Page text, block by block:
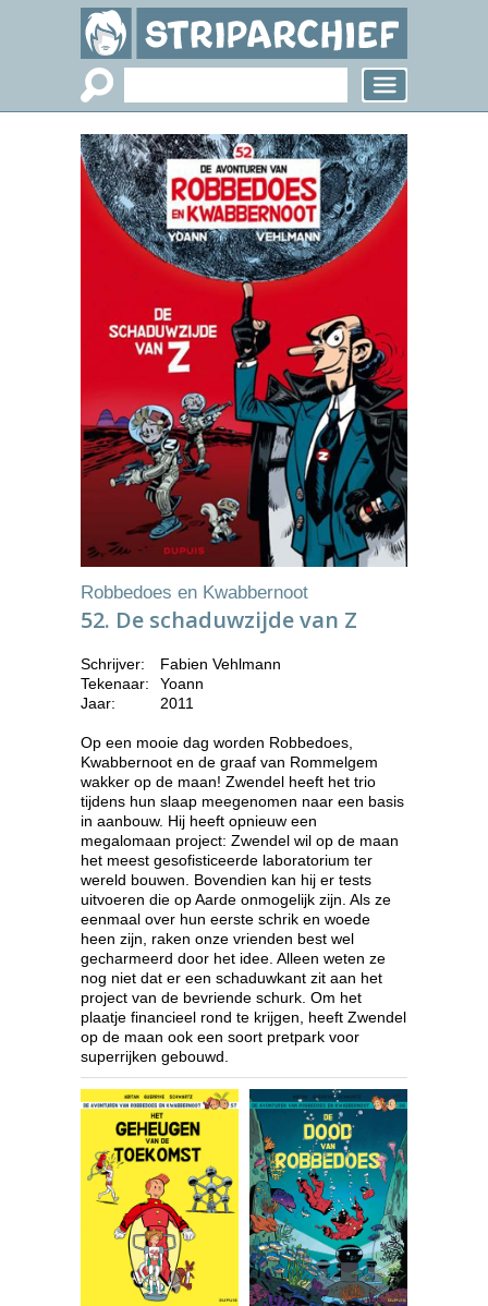
Robbedoes en Kwabbernoot
52. De schaduwzijde van Z
Schrijver:
Fabien Vehlmann
Tekenaar:
Yoann
Jaar:
2011
Op een mooie dag worden Robbedoes,
Kwabbernoot en de graaf van Rommelgem
wakker op de maan! Zwendel heeft het trio
tijdens hun slaap meegenomen naar een basis
in aanbouw. Hij heeft opnieuw een
megalomaan project: Zwendel wil op de maan
het meest gesofisticeerde laboratorium ter
wereld bouwen. Bovendien kan hij er tests
uitvoeren die op Aarde onmogelijk zijn. Als ze
eenmaal over hun eerste schrik en woede
heen zijn, raken onze vrienden best wel
gecharmeerd door het idee. Alleen weten ze
nog niet dat er een schaduwkant zit aan het
project van de bevriende schurk. Om het
plaatje financieel rond te krijgen, heeft Zwendel
op de maan ook een soort pretpark voor
superrijken gebouwd.